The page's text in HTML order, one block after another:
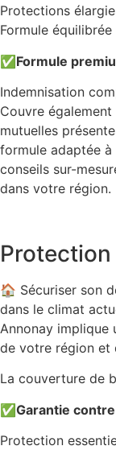
Protections
Formule
✅Formule
Indemnisation
Couvre
mutuelles
formule adaptée
conseils sur-
dans votre région.
🏠 Sécuriser son
dans le climat
Annonay implique
de votre région et
La couverture de
✅Garantie
Protection